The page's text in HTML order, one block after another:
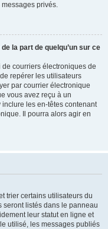
privés.
la part de quelqu’un sur ce
de courriers électroniques de
repérer les utilisateurs
par courrier électronique
vous avez reçu à un
inclure les en-têtes contenant
Il pourra alors agir en
trier certains utilisateurs du
seront listés dans le panneau
leur statut en ligne et
utilisé, les messages publiés